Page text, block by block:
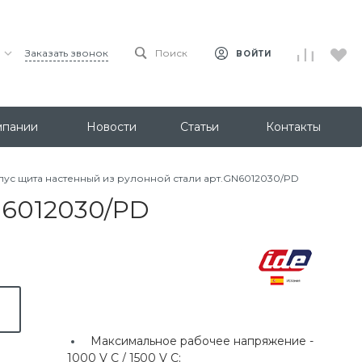
Заказать звонок Поиск ВОЙТИ
Новости Статьи Контакты
щита настенный из рулонной стали арт.GN6012030/PD
PD
Максимальное рабочее напряжение -
1000 V C / 1500 V C;